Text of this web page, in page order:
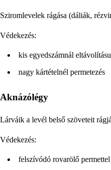
Sziromlevelek rágása (dáliák,
Védekezés:
kis egyedszámnál
nagy kártételnél permetezés
Aknázólégy
Lárváik a levél belső szöveteit
Védekezés:
felszívódó rovarölő permettel